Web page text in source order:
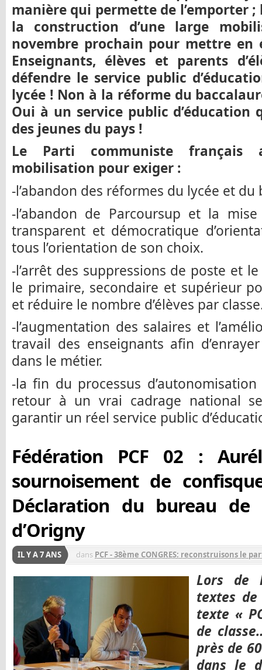
manière qui permette de l’emporter ;
la construction d’une large
novembre prochain pour mettre en
Enseignants, élèves et parents
défendre le service public
lycée ! Non à la réforme du
Oui à un service public d’éducation
des jeunes du pays !
Le Parti communiste
mobilisation pour exiger :
-l’abandon des réformes du lycée et du
-l’abandon de Parcoursup et la
transparent et démocratique
tous l’orientation de son choix.
-l’arrêt des suppressions de poste et
le primaire, secondaire et supérieur
et réduire le nombre d’élèves par
-l’augmentation des salaires et
travail des enseignants afin
dans le métier.
-la fin du processus
retour à un vrai cadrage national
garantir un réel service public
Fédération PCF 02 :
sournoisement de
Déclaration du bureau de
d’Origny
IL Y A 7 ANS dans PCF - 38ème CONGRES: reconstruisons le
Lors de
textes de
texte «
de
près de
dans le